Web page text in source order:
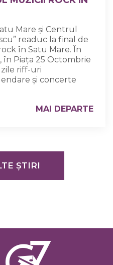
Mare și Centrul
readuc la final de
în Satu Mare. În
Piața 25 Octombrie
riff-uri
și concerte
MAI DEPARTE
ȘTIRI